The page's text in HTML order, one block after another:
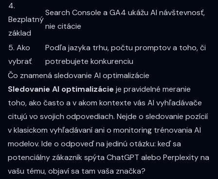
4.
Bezplatný
základ
Search Console a GA4 ukážu AI návštevnosť,
nie citácie
5. Ako
vybrať
Podľa jazyka trhu, počtu promptov a toho, či
potrebujete konkurenciu
Čo znamená sledovanie AI optimalizácie
Sledovanie AI optimalizácie je pravidelné meranie
toho, ako často a v akom kontexte vás AI vyhľadávače
citujú vo svojich odpovediach. Nejde o sledovanie pozícií
v klasickom vyhľadávaní ani o monitoring trénovania AI
modelov. Ide o odpoveď na jedinú otázku: keď sa
potenciálny zákazník spýta ChatGPT alebo Perplexity na
vašu tému, objaví sa tam vaša značka?